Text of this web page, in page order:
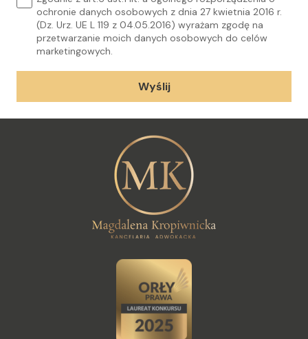
ochronie danych osobowych z dnia 27 kwietnia 2016 r.
(Dz. Urz. UE L 119 z 04.05.2016) wyrażam zgodę na
przetwarzanie moich danych osobowych do celów
marketingowych.
Wyślij